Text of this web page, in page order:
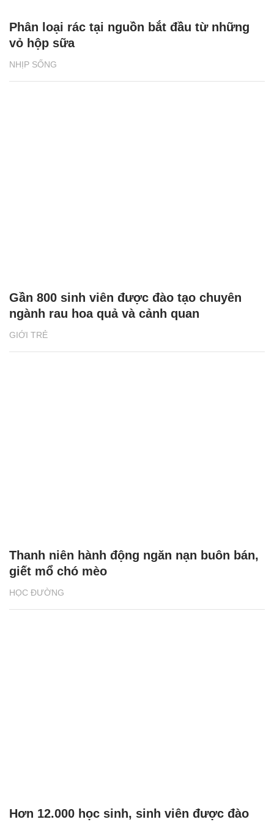
NHỊP SỐNG
Phân loại rác tại nguồn bắt đầu từ những
vỏ hộp sữa
GIỚI TRẺ
Gần 800 sinh viên được đào tạo chuyên
ngành rau hoa quả và cảnh quan
HỌC ĐƯỜNG
Thanh niên hành động ngăn nạn buôn bán,
giết mổ chó mèo
Hơn 12.000 học sinh, sinh viên được đào